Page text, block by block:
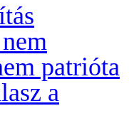
patrióta
a